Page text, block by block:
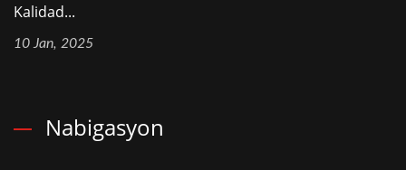
Kalidad...
10 Jan, 2025
Nabigasyon